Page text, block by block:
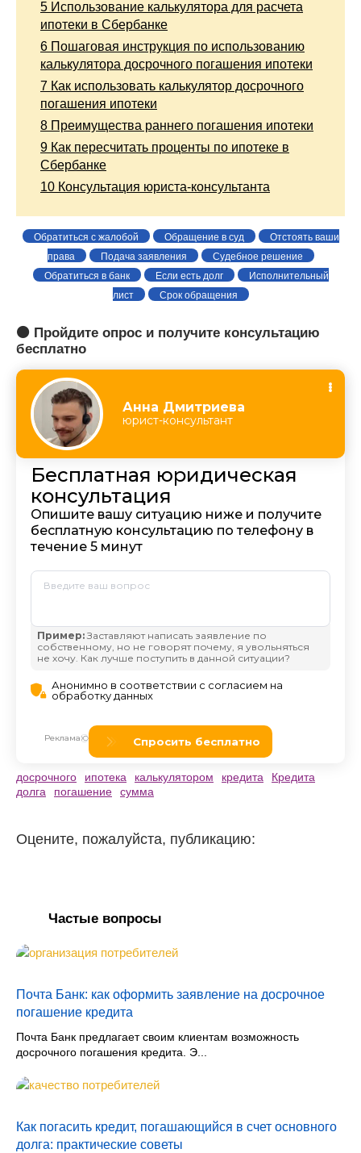
5 Использование калькулятора для расчета
ипотеки в Сбербанке
6 Пошаговая инструкция по использованию
калькулятора досрочного погашения ипотеки
7 Как использовать калькулятор досрочного
погашения ипотеки
8 Преимущества раннего погашения ипотеки
9 Как пересчитать проценты по ипотеке в
Сбербанке
10 Консультация юриста-консультанта
Обратиться с жалобой Обращение в суд
Отстоять ваши
права
Подача заявления
Судебное решение
Обратиться в банк
Если есть долг
Исполнительный
лист
Срок обращения
🟠 Пройдите опрос и получите консультацию
бесплатно
досрочного ипотека калькулятором кредита
Кредита
долга
погашение сумма
Оцените, пожалуйста, публикацию:
Частые вопросы
Почта Банк: как оформить заявление на досрочное
погашение кредита
Почта Банк предлагает своим клиентам возможность
досрочного погашения кредита. Э...
Как погасить кредит, погашающийся в счет основного
долга: практические советы